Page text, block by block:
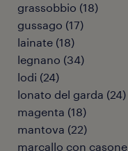
grassobbio (18)
gussago (17)
lainate (18)
legnano (34)
lodi (24)
lonato del garda (24)
magenta (18)
mantova (22)
marcallo con casone